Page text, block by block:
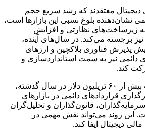
دیجیتال معتقدند که رشد سریع حجم
نشان‌دهنده بلوغ نسبی این بازارها است،
زیرساخت‌های نظارتی و افزایش
برجسته می‌کند. در سال‌های آینده،
پذیرش فناوری بلاکچین و ارزهای
دائمی نیز به سمت استانداردسازی و
کند.
در نهایت، حجم معاملات بیش از ۶۰ تریلیون دلار در سال گذشته،
قراردادهای دائمی در بازارهای
قانون‌گذاران و تحلیل‌گران
این روند می‌تواند نقش مهمی در
دیجیتال ایفا کند.